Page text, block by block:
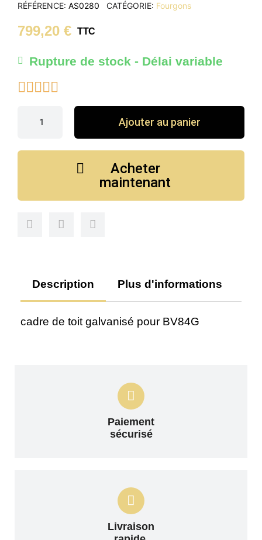
RÉFÉRENCE AS0280 CATÉGORIE Fourgons
799,20 € TTC
Rupture de stock - Délai variable

Ajouter au panier
Acheter
maintenant
Description Plus d'informations
cadre de toit galvanisé pour BV84G
Paiement
sécurisé
Livraison